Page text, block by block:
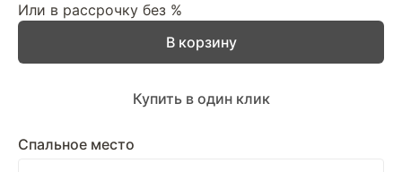
Или в рассрочку без %
Спальное место
В корзину
Купить в один клик